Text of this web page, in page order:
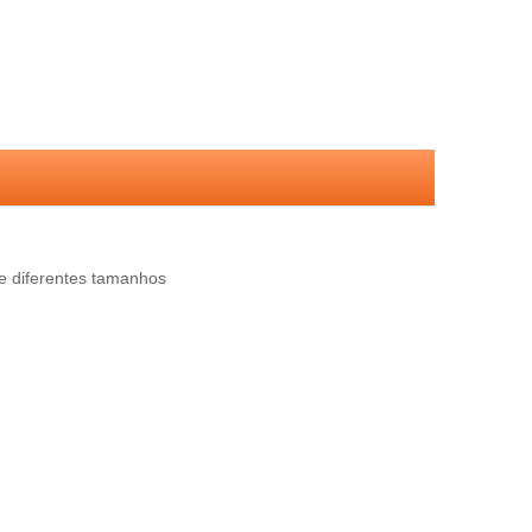
diferentes tamanhos